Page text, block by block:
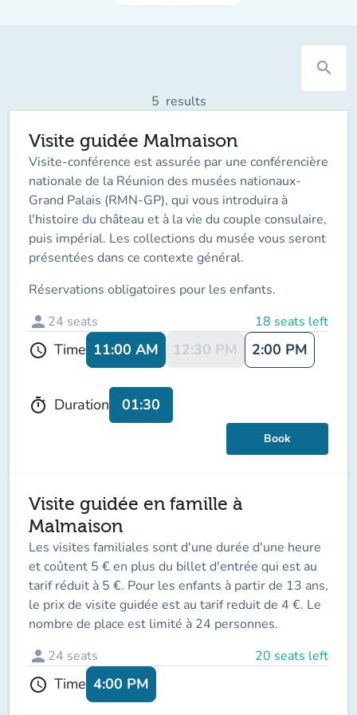
search
5 results
Visite guidée Malmaison
Visite-conférence est assurée par une conférencière
nationale de la Réunion des musées nationaux-
Grand Palais (RMN-GP), qui vous introduira à
l'histoire du château et à la vie du couple consulaire,
puis impérial. Les collections du musée vous seront
présentées dans ce contexte général.
Réservations obligatoires pour les enfants.
person 24 seats 18 seats left
schedule Time 11:00 AM 12:30 PM 2:00 PM
timer Duration 01:30
Book
Visite guidée en famille à
Malmaison
Les visites familiales sont d'une durée d'une heure
et coûtent 5 € en plus du billet d'entrée qui est au
tarif réduit à 5 €. Pour les enfants à partir de 13 ans,
le prix de visite guidée est au tarif reduit de 4 €. Le
nombre de place est limité à 24 personnes.
person 24 seats 20 seats left
schedule Time 4:00 PM